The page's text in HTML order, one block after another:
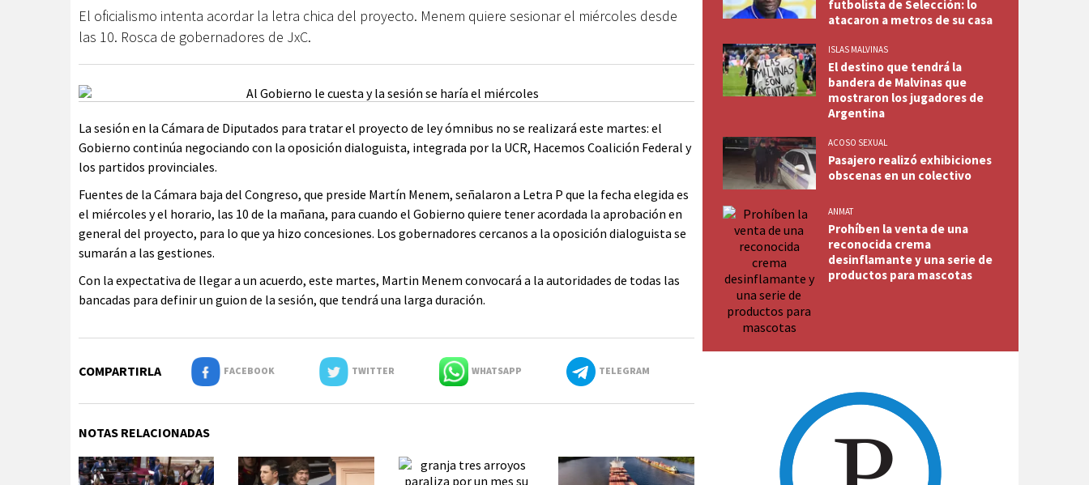
El oficialismo intenta acordar la letra chica del proyecto. Menem quiere sesionar el miércoles desde
las 10. Rosca de gobernadores de JxC.
La sesión en la Cámara de Diputados para tratar el proyecto de ley ómnibus no se realizará este martes: el
Gobierno continúa negociando con la oposición dialoguista, integrada por la UCR, Hacemos Coalición Federal y
los partidos provinciales.
Fuentes de la Cámara baja del Congreso, que preside Martín Menem, señalaron a Letra P que la fecha elegida es
el miércoles y el horario, las 10 de la mañana, para cuando el Gobierno quiere tener acordada la aprobación en
general del proyecto, para lo que ya hizo concesiones. Los gobernadores cercanos a la oposición dialoguista se
sumarán a las gestiones.
Con la expectativa de llegar a un acuerdo, este martes, Martin Menem convocará a la autoridades de todas las
bancadas para definir un guion de la sesión, que tendrá una larga duración.
COMPARTIRLA FACEBOOK TWITTER WHATSAPP TELEGRAM
NOTAS RELACIONADAS
futbolista de Selección: lo
atacaron a metros de su casa
ISLAS MALVINAS
El destino que tendrá la
bandera de Malvinas que
mostraron los jugadores de
Argentina
ACOSO SEXUAL
Pasajero realizó exhibiciones
obscenas en un colectivo
ANMAT
Prohíben la venta de una
reconocida crema
desinflamante y una serie de
productos para mascotas